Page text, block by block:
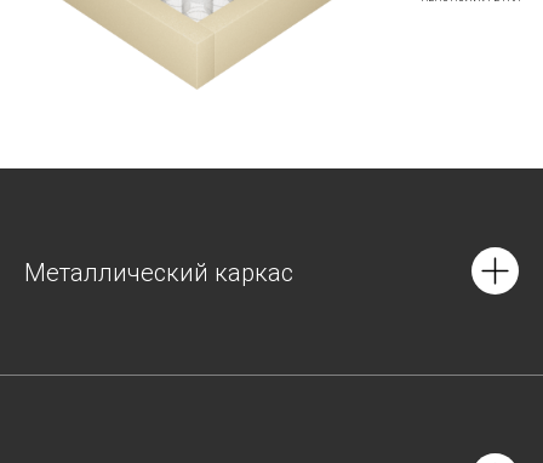
Металлический каркас